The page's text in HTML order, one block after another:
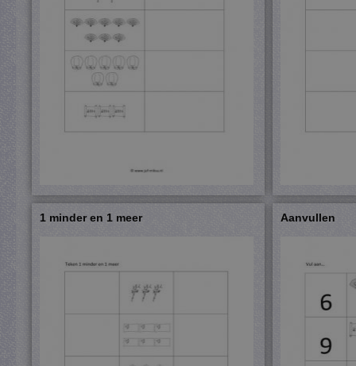
1 minder en 1 meer Aanvullen